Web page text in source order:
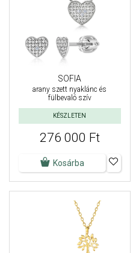
SOFIA
arany szett nyaklánc és
fülbevaló szív
KÉSZLETEN
276 000 Ft
Kosárba